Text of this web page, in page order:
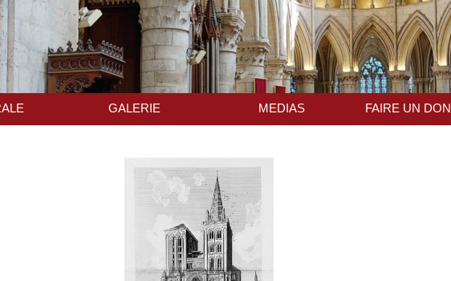
GALERIE MEDIAS FAIRE UN DON